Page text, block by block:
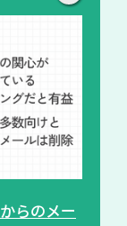
らのメー